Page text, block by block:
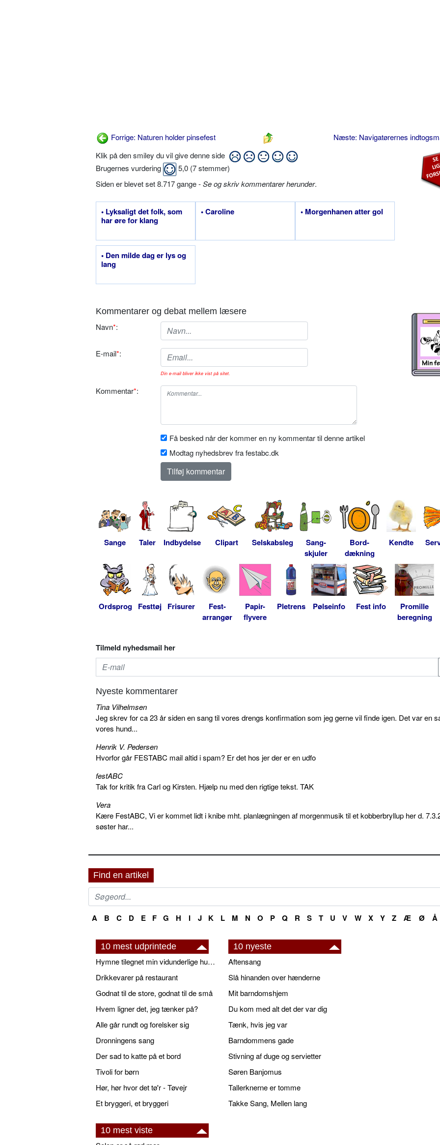
Forrige: Naturen holder pinsefest
Næste: Navigatørernes
Klik på den smiley du vil give denne side
Brugernes vurdering
5,0 (7stemmer)
Siden er blevet set 8.717 gange -Se og skriv kommentarer herunder.
• Lyksaligt det folk, som
har øre for klang
• Caroline • Morgenhanen atter gol
• Den milde dag er lys og
lang
Kommentarer og debat mellem læsere
Navn*:
E-mail*:
Din e-mail bliver ikke vist på sitet.
Kommentar*:
Få besked når der kommer en ny kommentar til denne artikel
Modtag nyhedsbrev fra festabc.dk
Sange Taler Indbydelse Clipart Selskabsleg
Sang-
skjuler
Bord-
dækning
Kendte
Ordsprog Festtøj Frisurer
Fest-
arrangør
Papir-
flyvere
Pletrens Pølseinfo Fest info
Promille
beregning
Tilmeld nyhedsmail her
Nyeste kommentarer
Tina Vilhelmsen
Jeg skrev for ca 23 år siden en sang til vores drengs konfirmation som jeg gerne vil finde igen. Det var en
vores hund...
Henrik V. Pedersen
Hvorfor går FESTABC mail altid i spam? Er det hos jer der er en udfo
festABC
Tak for kritik fra Carl og Kirsten. Hjælp nu med den rigtige tekst. TAK
Vera
Kære FestABC, Vi er kommet lidt i knibe mht. planlægningen af morgenmusik til et kobberbryllup her d.
søster har...
Find en artikel
A B C D E F G H I J K L M N O P Q R S T U V W X Y Z Æ Ø Å
10 mest udprintede
Hymne tilegnet min vidunderlige husbond
Drikkevarer på restaurant
Godnat til de store, godnat til de små
Hvem ligner det, jeg tænker på?
Alle går rundt og forelsker sig
Dronningens sang
Der sad to katte på et bord
Tivoli for børn
Hør, hør hvor det tø'r - Tøvejr
Et bryggeri, et bryggeri
10 nyeste
Aftensang
Slå hinanden over hænderne
Mit barndomshjem
Du kom med alt det der var dig
Tænk, hvis jeg var
Barndommens gade
Stivning af duge og servietter
Søren Banjomus
Tallerknerne er tomme
Takke Sang, Mellen lang
10 mest viste